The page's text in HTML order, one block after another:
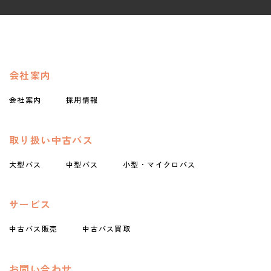
会社案内
会社案内 採用情報
取り扱い中古バス
大型バス 中型バス 小型・マイクロバス
サービス
中古バス販売 中古バス買取